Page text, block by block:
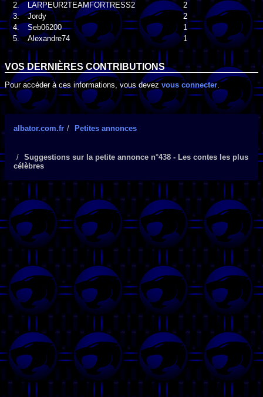
2.
LARPEUR2TEAMFORTRESS2
2
3.
Jordy
2
4.
Seb06200
1
5.
Alexandre74 1
VOS DERNIÈRES CONTRIBUTIONS
Pour accéder à ces informations, vous devez vous connecter
albator.com.fr Petites annonces
Suggestions sur la petite annonce n°438 - Les contes les plus
célèbres